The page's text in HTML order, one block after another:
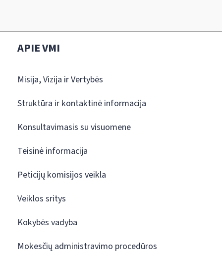
APIE VMI
Misija, Vizija ir Vertybės
Struktūra ir kontaktinė informacija
Konsultavimasis su visuomene
Teisinė informacija
Peticijų komisijos veikla
Veiklos sritys
Kokybės vadyba
Mokesčių administravimo procedūros